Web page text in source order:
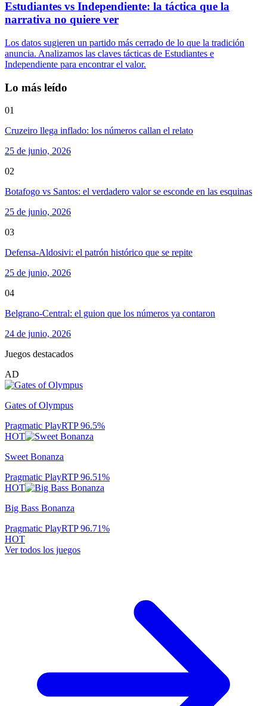
Estudiantes vs Independiente: la táctica que la
narrativa no quiere ver
Los datos sugieren un partido más cerrado de lo que la tradición
anuncia. Analizamos las claves tácticas de Estudiantes e
Independiente para encontrar el valor.
Lo más leído
01
Cruzeiro llega inflado: los números callan el relato
25 de junio, 2026
02
Botafogo vs Santos: el verdadero valor se esconde en las esquinas
25 de junio, 2026
03
Defensa-Aldosivi: el patrón histórico que se repite
25 de junio, 2026
04
Belgrano-Central: el guion que los números ya contaron
24 de junio, 2026
Juegos destacados
AD
Gates of Olympus
Pragmatic PlayRTP96.5%
HOT
Sweet Bonanza
Pragmatic PlayRTP96.51%
HOT
Big Bass Bonanza
Pragmatic PlayRTP96.71%
HOT
Ver todos los juegos